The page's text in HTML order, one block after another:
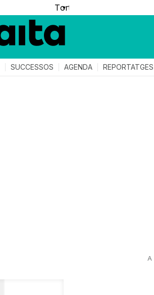
▼
SUCCESSOS AGENDA REPORTATGES
A